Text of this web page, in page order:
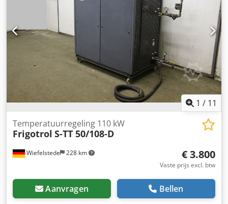
1 / 11
Wiefelstede 228 km
Temperatuurregeling 110 kW
Frigotrol S-TT 50/108-D
€ 3.800
Vaste prijs excl. btw
Aanvragen Bellen